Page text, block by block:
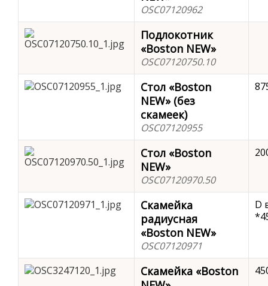
OSC07120962
Подлокотник
«Boston NEW»
OSC07120750.10
Стол «Boston
NEW» (без
скамеек)
OSC07120955
Стол «Boston
NEW»
OSC07120970.50
Скамейка
радиусная
«Boston NEW»
OSC07120971
D
Скамейка «Boston